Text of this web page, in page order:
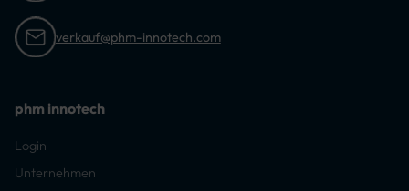
verkauf@phm-innotech.com
phm innotech
Login
Unternehmen